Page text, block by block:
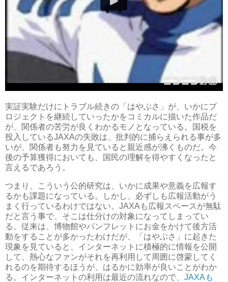
実証実験だけにトラブル続きの「はやぶさ」が、いかにプ
ロジェクトを継続していったかをコミカルに描いた作品だ
が、関係者の苦労が良くわかるモノとなっている。国税を
投入しているJAXAの失敗は、批判的に捕らえられる事が多
いが、関係者も努力を見ていると親近感が沸くものだ。今
後の予算獲得においても、国民の理解を得やすくなったと
言えるであろう。
つまり、こういう公的研究は、いかに成果や意義を広報す
るかも課題になっている。しかし、必ずしも広報活動がう
まく行っているわけではない。JAXAも広報スペースが無駄
だと言う事で、そこは仕分けの対象になってしまってい
る。従来は、博物館やパンフレットにお金をかけて後方活
動をすることが多かったわけだが、「はやぶさ」に起きた
現象を見ていると、インターネットに積極的に情報を公開
して、熱心なファンがそれを再利用して周囲に啓蒙してく
れるのを期待するほうが、はるかに効率が良いことがわか
る。インターネットの利用は最近の流れなので、 JAXAも